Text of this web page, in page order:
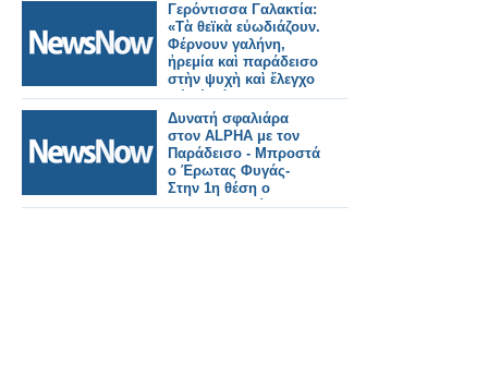
Γερόντισσα Γαλακτία:
«Τὰ θεϊκὰ εὐωδιάζουν.
Φέρνουν γαλήνη,
ἠρεμία καὶ παράδεισο
στὴν ψυχὴ καὶ ἔλεγχο
γιὰ τὰ χάλια μας»
Δυνατή σφαλιάρα
στον ALPHA με τον
Παράδεισο - Μπροστά
ο Έρωτας Φυγάς-
Στην 1η θέση ο
Εκατομμυριούχος -